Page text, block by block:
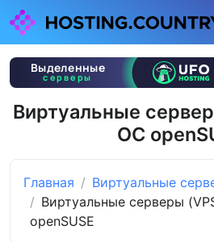
Виртуальные
ОС
Главная
Виртуальные
Виртуальные серверы
openSUSE